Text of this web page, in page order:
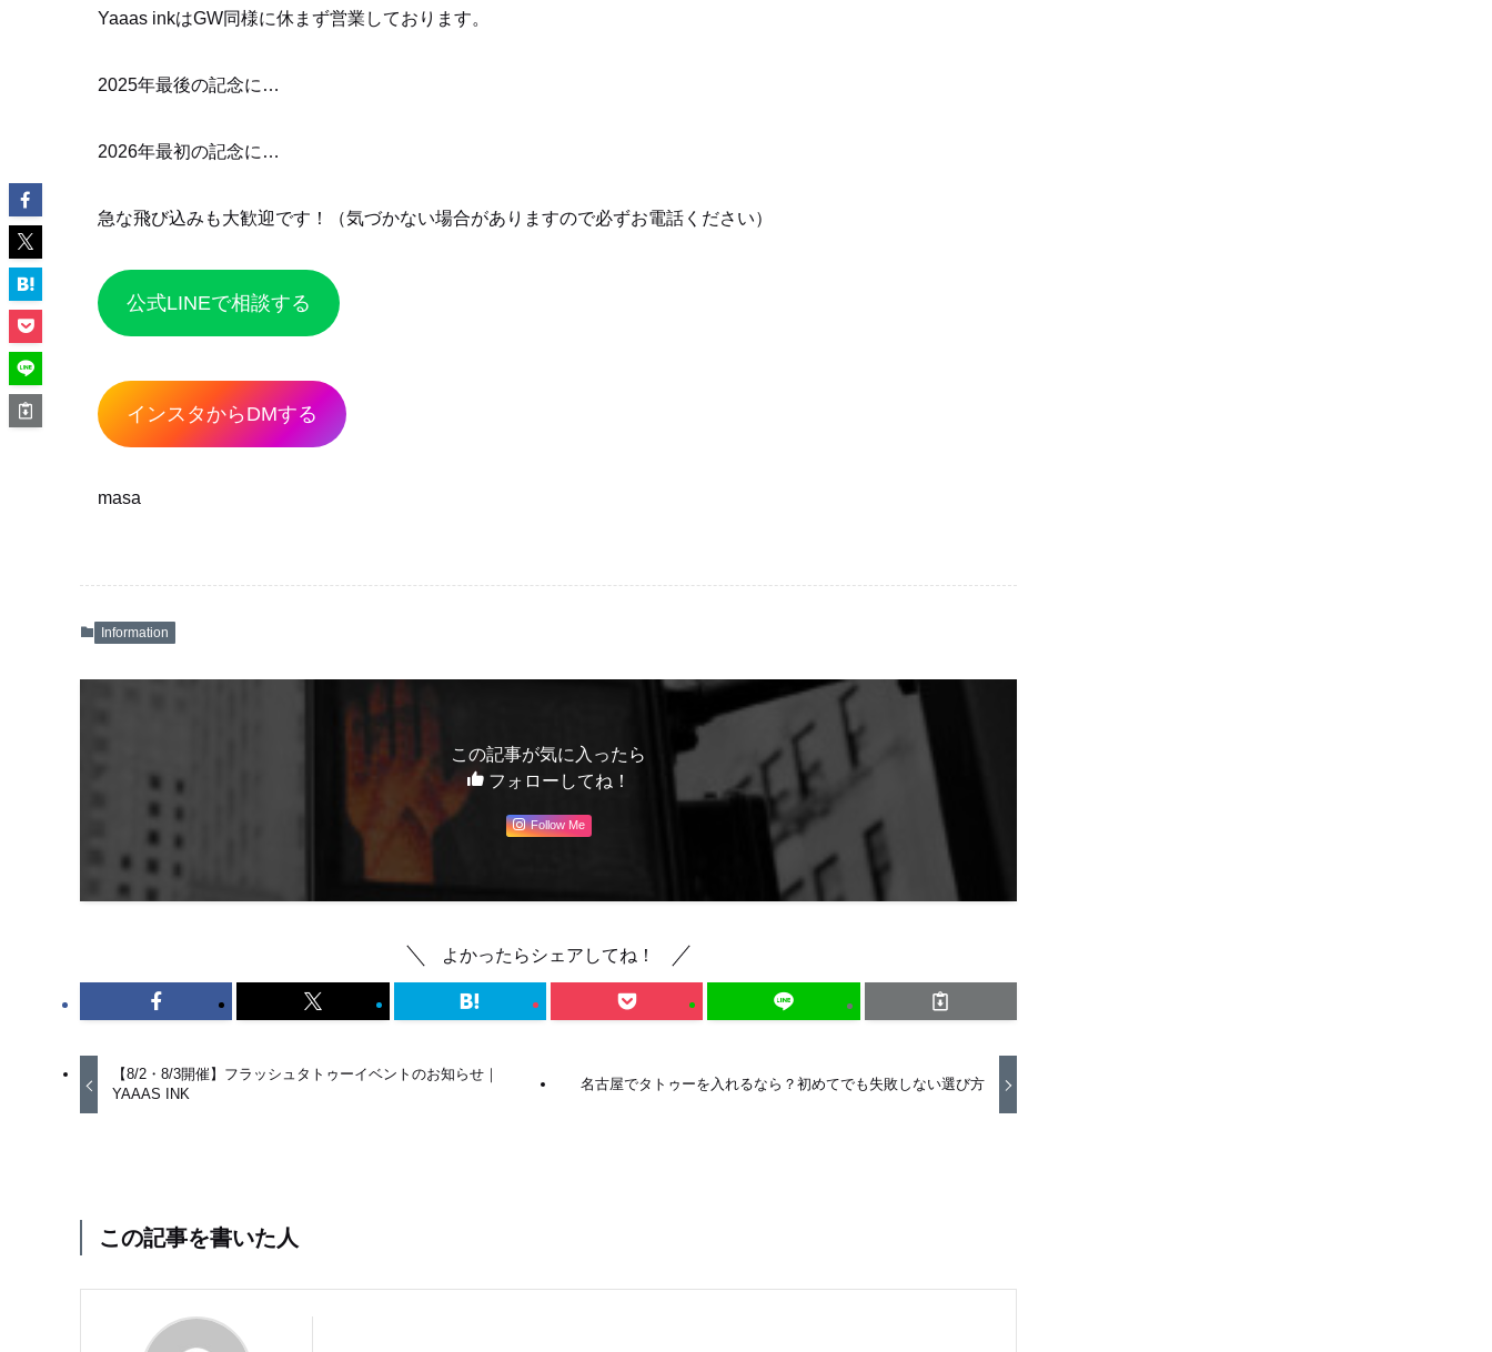
Yaaas inkはGW同様に休まず営業しております。
2025年最後の記念に…
2026年最初の記念に…
急な飛び込みも大歓迎です！（気づかない場合がありますので必ずお電話ください）
公式LINEで相談する
インスタからDMする
masa
Information
この記事が気に入ったら
フォローしてね！
Follow Me
よかったらシェアしてね！
【8/2・8/3開催】フラッシュタトゥーイベントのお知らせ｜
YAAAS INK
名古屋でタトゥーを入れるなら？初めてでも失敗しない選び方
この記事を書いた人